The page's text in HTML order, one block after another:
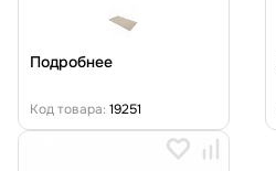
Подробнее
Код товара: 19251